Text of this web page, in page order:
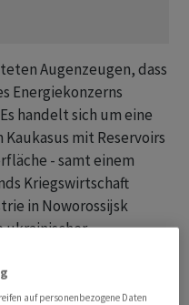
Augenzeugen, dass
Energiekonzerns
handelt sich um eine
mit Reservoirs
- samt einem
Kriegswirtschaft
in Noworossijsk
ukrainischer
mit Langstrecken-
auf personenbezogene Daten